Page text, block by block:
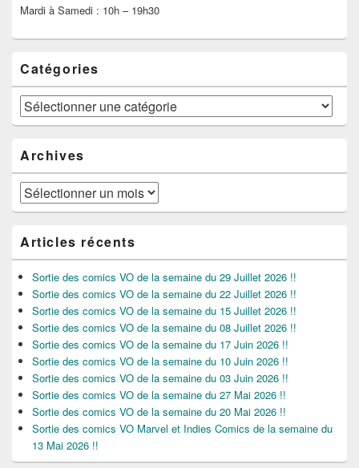
Mardi à Samedi : 10h – 19h30
Catégories
Catégories
Archives
Archives
Articles récents
Sortie des comics VO de la semaine du 29 Juillet 2026 !!
Sortie des comics VO de la semaine du 22 Juillet 2026 !!
Sortie des comics VO de la semaine du 15 Juillet 2026 !!
Sortie des comics VO de la semaine du 08 Juillet 2026 !!
Sortie des comics VO de la semaine du 17 Juin 2026 !!
Sortie des comics VO de la semaine du 10 Juin 2026 !!
Sortie des comics VO de la semaine du 03 Juin 2026 !!
Sortie des comics VO de la semaine du 27 Mai 2026 !!
Sortie des comics VO de la semaine du 20 Mai 2026 !!
Sortie des comics VO Marvel et Indies Comics de la semaine du
13 Mai 2026 !!